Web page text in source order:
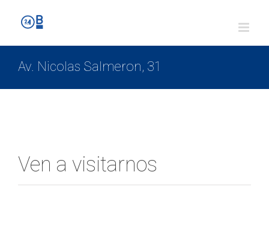
Av. Nicolas Salmeron, 31
Ven a visitarnos